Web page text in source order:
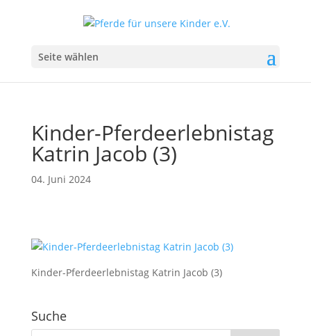
Seite wählen
Kinder-Pferdeerlebnistag
Katrin Jacob (3)
04. Juni 2024
Kinder-Pferdeerlebnistag Katrin Jacob (3)
Suche